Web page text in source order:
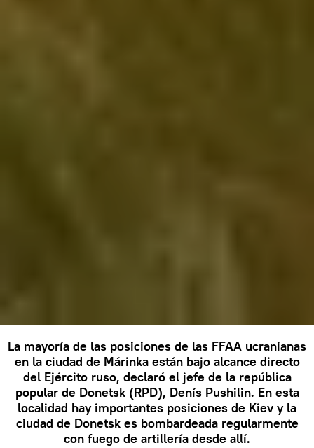
La mayoría de las posiciones de las FFAA ucranianas
en la ciudad de Márinka están bajo alcance directo
del Ejército ruso, declaró el jefe de la república
popular de Donetsk (RPD), Denís Pushilin. En esta
localidad hay importantes posiciones de Kiev y la
ciudad de Donetsk es bombardeada regularmente
con fuego de artillería desde allí.